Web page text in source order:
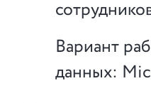
Вариант
данных: